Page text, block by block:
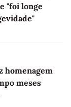
"foi longe
homenagem
meses